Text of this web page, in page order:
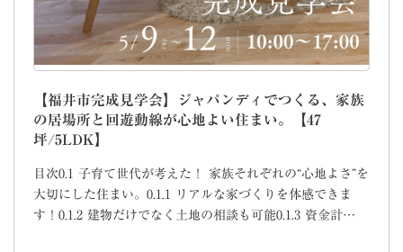
【福井市完成見学会】ジャパンディでつくる、家族
の居場所と回遊動線が心地よい住まい。【47
坪/5LDK】
目次0.1 子育て世代が考えた！ 家族それぞれの“心地よさ”を
大切にした住まい。0.1.1 リアルな家づくりを体感できま
す！0.1.2 建物だけでなく土地の相談も可能0.1.3 資金計…